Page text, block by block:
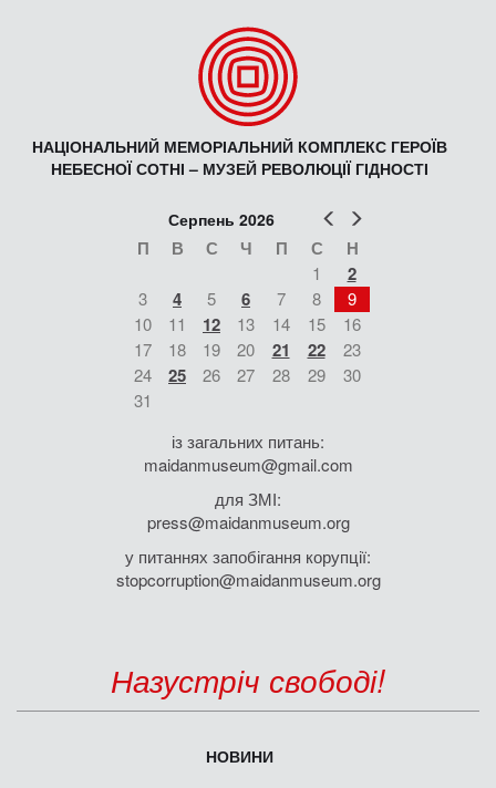
НАЦІОНАЛЬНИЙ МЕМОРІАЛЬНИЙ КОМПЛЕКС ГЕРОЇВ
НЕБЕСНОЇ СОТНІ – МУЗЕЙ РЕВОЛЮЦІЇ ГІДНОСТІ
Попер
Серпень 2026
П В С Ч П С Н
1 2
3 4 5 6 7 8
9
10
11 12 13 14 15
16
17
18 19 20 21 22
23
24
25 26 27 28 29
30
31
із загальних питань:
maidanmuseum@gmail.com
для ЗМІ:
press@maidanmuseum.org
у питаннях запобігання корупції:
stopcorruption@maidanmuseum.org
Назустріч свободі!
НОВИНИ